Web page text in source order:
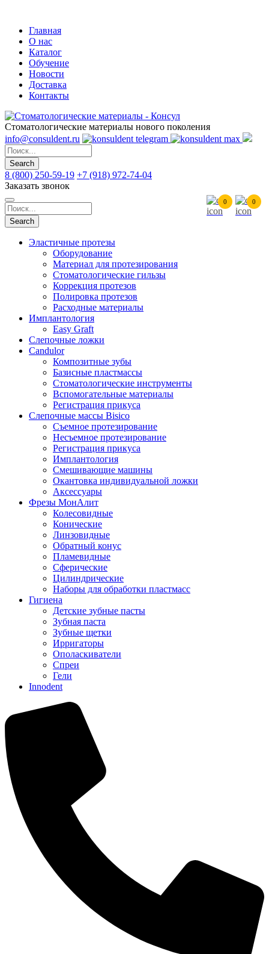
main
content
Главная
О нас
Каталог
Обучение
Новости
Доставка
Контакты
Стоматологические материалы нового поколения
info@consuldent.ru
Search
8 (800) 250-59-19 +7 (918) 972-74-04
Заказать звонок
0
0
Search
Главное
Эластичные протезы
Оборудование
Материал для протезирования
Стоматологические гильзы
Коррекция протезов
Полировка протезов
Расходные материалы
Имплантология
Easy Graft
Слепочные ложки
Candulor
Композитные зубы
Базисные пластмассы
Стоматологические инструменты
Вспомогательные материалы
Регистрация прикуса
Слепочные массы Bisico
Съемное протезирование
Несъемное протезирование
Регистрация прикуса
Имплантология
Смешивающие машины
Окантовка индивидуальной ложки
Аксессуары
Фрезы МонАлит
Колесовидные
Конические
Линзовидные
Обратный конус
Пламевидные
Сферические
Цилиндрические
Наборы для обработки пластмасс
Гигиена
Детские зубные пасты
Зубная паста
Зубные щетки
Ирригаторы
Ополаскиватели
Спреи
Гели
Innodent